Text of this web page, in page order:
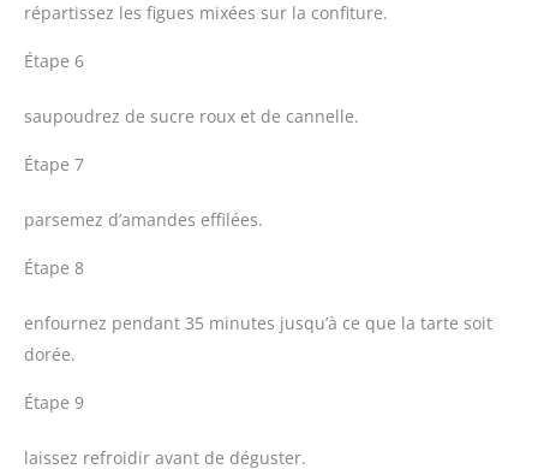
répartissez les figues mixées sur la confiture.
Étape 6
saupoudrez de sucre roux et de cannelle.
Étape 7
parsemez d’amandes effilées.
Étape 8
enfournez pendant 35 minutes jusqu’à ce que la tarte soit
dorée.
Étape 9
laissez refroidir avant de déguster.